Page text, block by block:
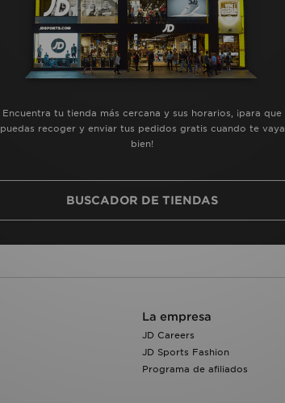
Encuentra tu tienda más cercana y sus horarios, ¡para que
puedas recoger y enviar tus pedidos gratis cuando te vaya
bien!
BUSCADOR DE TIENDAS
La empresa
JD Careers
JD Sports Fashion
Programa de afiliados